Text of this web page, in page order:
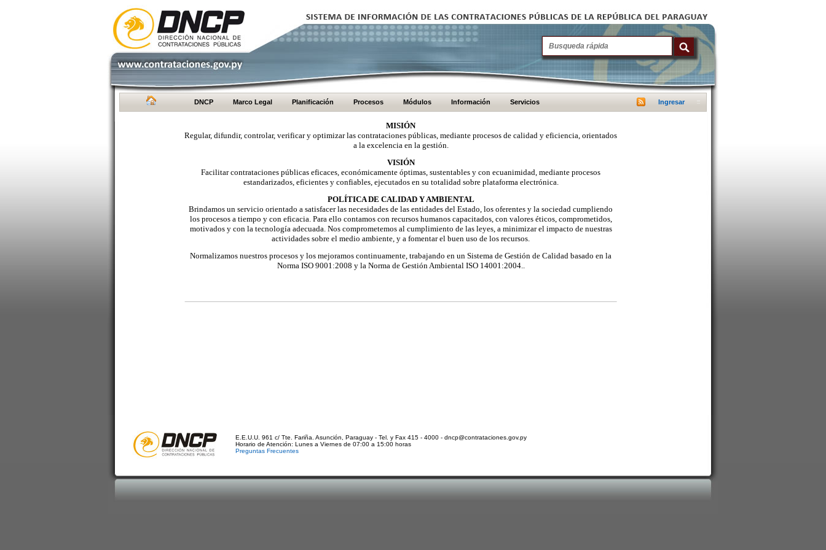
DNCP Marco Legal Planificación Procesos Módulos Información Servicios Ingresar
MISIÓN
Regular, difundir, controlar, verificar y optimizar las contrataciones públicas, mediante procesos de calidad y eficiencia, orientados
a la excelencia en la gestión.
VISIÓN
Facilitar contrataciones públicas eficaces, económicamente óptimas, sustentables y con ecuanimidad, mediante procesos
estandarizados, eficientes y confiables, ejecutados en su totalidad sobre plataforma electrónica.
POLÍTICA DE CALIDAD Y AMBIENTAL
Brindamos un servicio orientado a satisfacer las necesidades de las entidades del Estado, los oferentes y la sociedad cumpliendo
los procesos a tiempo y con eficacia. Para ello contamos con recursos humanos capacitados, con valores éticos, comprometidos,
motivados y con la tecnología adecuada. Nos comprometemos al cumplimiento de las leyes, a minimizar el impacto de nuestras
actividades sobre el medio ambiente, y a fomentar el buen uso de los recursos.
Normalizamos nuestros procesos y los mejoramos continuamente, trabajando en un Sistema de Gestión de Calidad basado en la
Norma ISO 9001:2008 y la Norma de Gestión Ambiental ISO 14001:2004..
E.E.U.U. 961 c/ Tte. Fariña. Asunción, Paraguay - Tel. y Fax 415 - 4000 - dncp@contrataciones.gov.py
Horario de Atención: Lunes a Viernes de 07:00 a 15:00 horas
Preguntas Frecuentes